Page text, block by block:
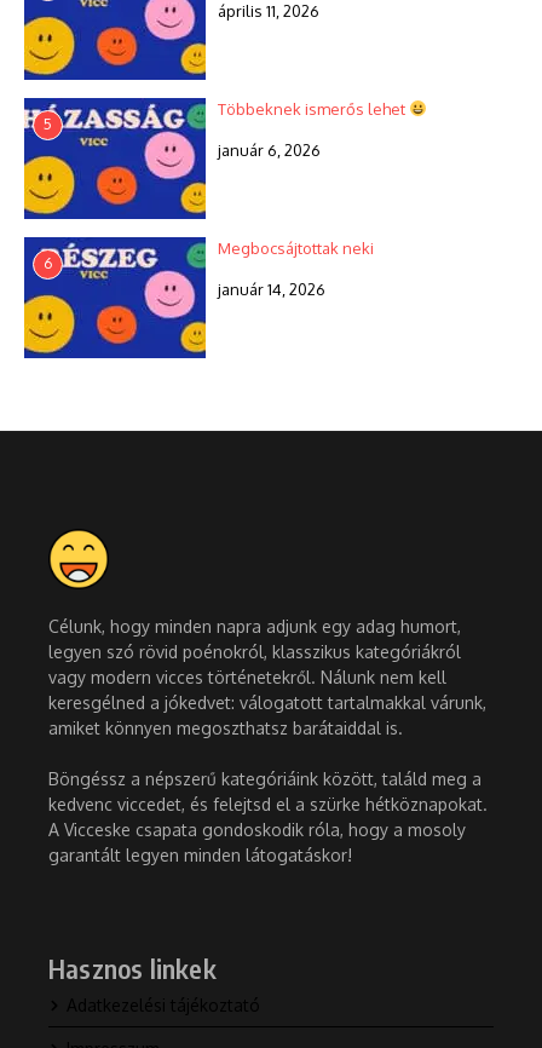
április 11, 2026
5
Többeknek ismerős lehet
január 6, 2026
6
Megbocsájtottak neki
január 14, 2026
Célunk, hogy minden napra adjunk egy adag humort,
legyen szó rövid poénokról, klasszikus kategóriákról
vagy modern vicces történetekről. Nálunk nem kell
keresgélned a jókedvet: válogatott tartalmakkal várunk,
amiket könnyen megoszthatsz barátaiddal is.
Böngéssz a népszerű kategóriáink között, találd meg a
kedvenc viccedet, és felejtsd el a szürke hétköznapokat.
A Vicceske csapata gondoskodik róla, hogy a mosoly
garantált legyen minden látogatáskor!
Hasznos linkek
Adatkezelési tájékoztató